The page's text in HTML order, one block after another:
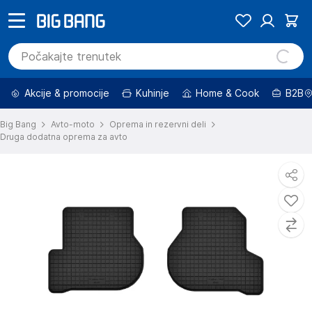
Akcije & promocije Kuhinje Home & Cook B2B
Big Bang Avto-moto
Oprema in rezervni deli
Druga dodatna oprema za avto